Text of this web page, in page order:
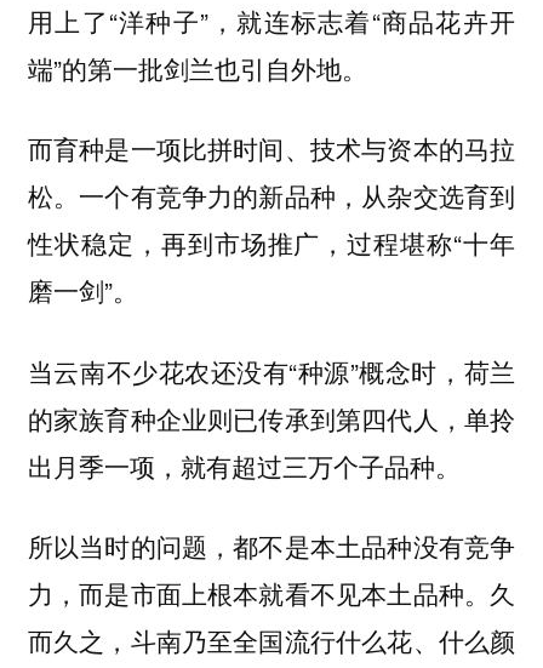
用上了“洋种子”，就连标志着“商品花卉开
端”的第一批剑兰也引自外地。
而育种是一项比拼时间、技术与资本的马拉
松。一个有竞争力的新品种，从杂交选育到
性状稳定，再到市场推广，过程堪称“十年
磨一剑”。
当云南不少花农还没有“种源”概念时，荷兰
的家族育种企业则已传承到第四代人，单拎
出月季一项，就有超过三万个子品种。
所以当时的问题，都不是本土品种没有竞争
力，而是市面上根本就看不见本土品种。久
而久之，斗南乃至全国流行什么花、什么颜